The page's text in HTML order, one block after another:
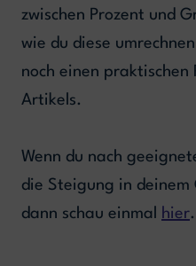
zwischen Prozent und
wie du diese
noch einen praktischen
Artikels.
Wenn du nach
die Steigung in deinem
dann schau einmal
hier.